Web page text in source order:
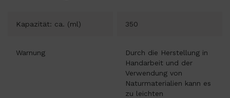
Kapazität: ca. (ml) 350
Warnung
Durch die Herstellung in
Handarbeit und der
Verwendung von
Naturmaterialien kann es
zu leichten